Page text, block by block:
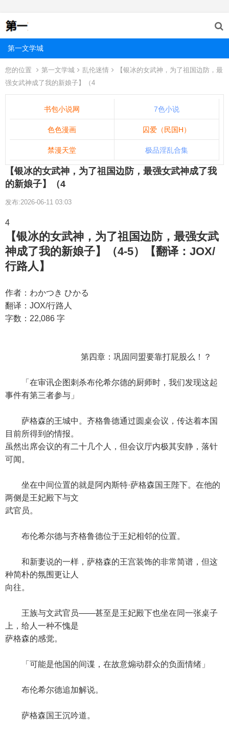
第一文学城
您的位置 第一文学城 乱伦迷情
【银冰的女武神，为了祖国边防，最
强女武神成了我的新娘子】（4
书包小说网 7色小说
色色漫画 囚爱（民国H）
禁漫天堂 极品淫乱合集
【银冰的女武神，为了祖国边防，最强女武神成了我
的新娘子】（4
发布:2026-06-11 03:03
4
【银冰的女武神，为了祖国边防，最强女武
神成了我的新娘子】（4-5）【翻译：JOX/
行路人】
作者：わかつき ひかる
翻译：JOX/行路人
字数：22,086 字
第四章：巩固同盟要靠打屁股么！？
「在审讯企图刺杀布伦希尔德的厨师时，我们发现这起
事件有第三者参与」
萨格森的王城中。齐格鲁德通过圆桌会议，传达着本国
目前所得到的情报。
虽然出席会议的有二十几个人，但会议厅内极其安静，落针
可闻。
坐在中间位置的就是阿内斯特·萨格森国王陛下。在他的
两侧是王妃殿下与文
武官员。
布伦希尔德与齐格鲁德位于王妃相邻的位置。
和新妻说的一样，萨格森的王宫装饰的非常简谱，但这
种简朴的氛围更让人
向往。
王族与文武官员——甚至是王妃殿下也坐在同一张桌子
上，给人一种不愧是
萨格森的感觉。
「可能是他国的间谍，在故意煽动群众的负面情绪」
布伦希尔德追加解说。
萨格森国王沉吟道。